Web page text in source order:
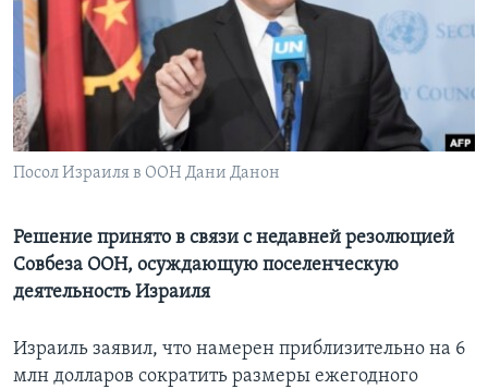
Learning English
СОЦИАЛЬНЫЕ СЕТИ
Посол Израиля в ООН Дани Данон
Решение принято в связи с недавней резолюцией
Совбеза ООН, осуждающую поселенческую
деятельность Израиля
Израиль заявил, что намерен приблизительно на 6
млн долларов сократить размеры ежегодного